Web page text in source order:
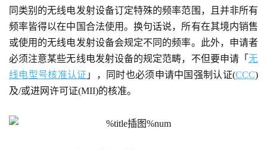
同类别的无线电发射设备订定特殊的频率范围，且并非所有
频率皆得以在中国合法使用。换句话说，所有在其境内销售
或使用的无线电发射设备会规定不同的频率。此外，申请者
必须注意某些无线电发射设备的规定范畴，不但要申请「 无
线电型号核准认证 」，同时也必须申请中国强制认证(CCC)
及/或进网许可证(MII)的核准。